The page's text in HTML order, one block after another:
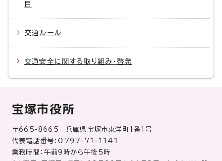
目
交通ルール
交通安全に関する取り組み・啓発
宝塚市役所
〒665-8665 兵庫県宝塚市東洋町1番1号
代表電話番号：0797-71-1141
業務時間：午前9時から午後5時